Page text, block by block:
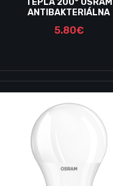
ANTIBAKTERIÁLNA
5.80€